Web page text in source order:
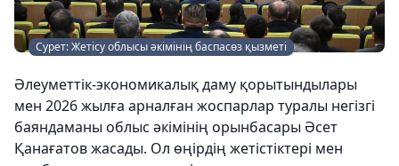
Сурет: Жетісу облысы әкімінің баспасөз қызметі
Әлеуметтік-экономикалық даму қорытындылары
мен 2026 жылға арналған жоспарлар туралы негізгі
баяндаманы облыс әкімінің орынбасары Әсет
Қанағатов жасады. Ол өңірдің жетістіктері мен